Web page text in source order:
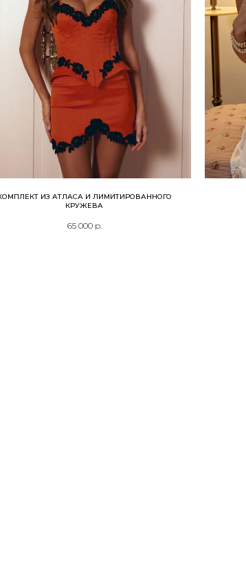
ИЗ АТЛАСА И ЛИМИТИРОВАННОГО
КРУЖЕВА
65 000 р.